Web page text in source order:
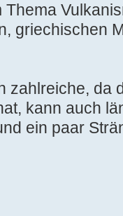
griechischen
zahlreiche, da
kann auch
ein paar